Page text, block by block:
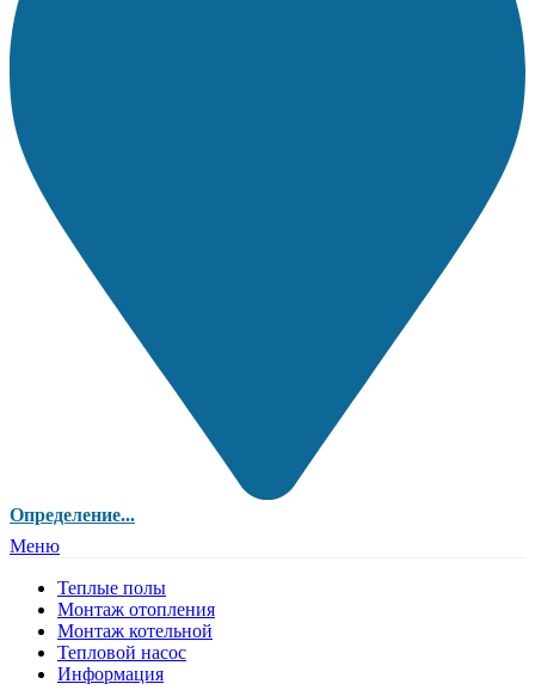
Определение...
Меню
Теплые полы
Монтаж отопления
Монтаж котельной
Тепловой насос
Информация